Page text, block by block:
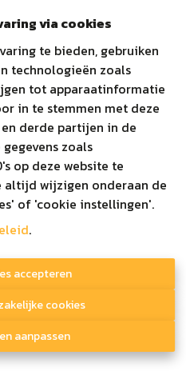
via cookies
te bieden, gebruiken
technologieën zoals
tot apparaatinformatie
in te stemmen met deze
derde partijen in de
zoals
op deze website te
altijd wijzigen onderaan de
of 'cookie instellingen'.
.
accepteren
cookies
aanpassen
te kopen aan 6% btw,
aan de
met 1 tot 3
warmtepomp
peil < 20)
het kantoor.